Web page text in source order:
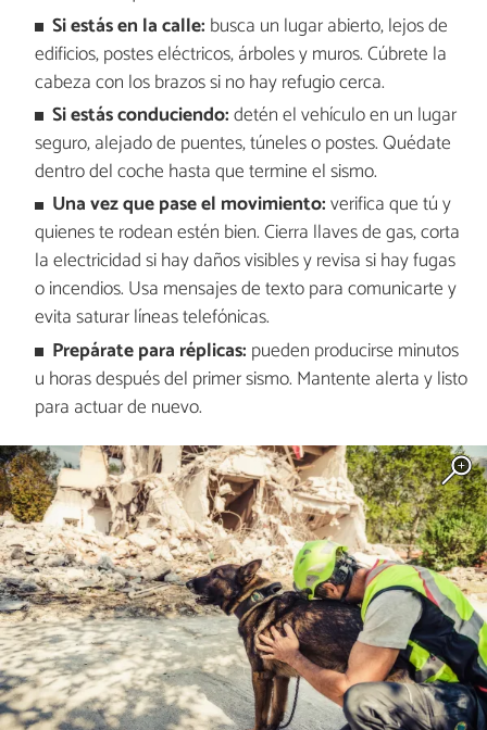
Si estás en la calle: busca un lugar abierto, lejos de
edificios, postes eléctricos, árboles y muros. Cúbrete la
cabeza con los brazos si no hay refugio cerca.
Si estás conduciendo:detén el vehículo en un lugar
seguro, alejado de puentes, túneles o postes. Quédate
dentro del coche hasta que termine el sismo.
Una vez que pase el movimiento:verifica que tú y
quienes te rodean estén bien. Cierra llaves de gas, corta
la electricidad si hay daños visibles y revisa si hay fugas
o incendios. Usa mensajes de texto para comunicarte y
evita saturar líneas telefónicas.
Prepárate para réplicas: pueden producirse minutos
u horas después del primer sismo. Mantente alerta y listo
para actuar de nuevo.